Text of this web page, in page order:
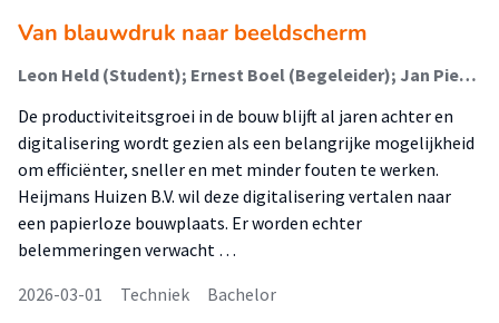
Van blauwdruk naar beeldscherm
Leon Held (Student); Ernest Boel (Begeleider); Jan Pieter van Dalen (Begeleider)
De productiviteitsgroei in de bouw blijft al jaren achter en
digitalisering wordt gezien als een belangrijke mogelijkheid
om efficiënter, sneller en met minder fouten te werken.
Heijmans Huizen B.V. wil deze digitalisering vertalen naar
een papierloze bouwplaats. Er worden echter
belemmeringen verwacht …
2026-03-01
Techniek Bachelor